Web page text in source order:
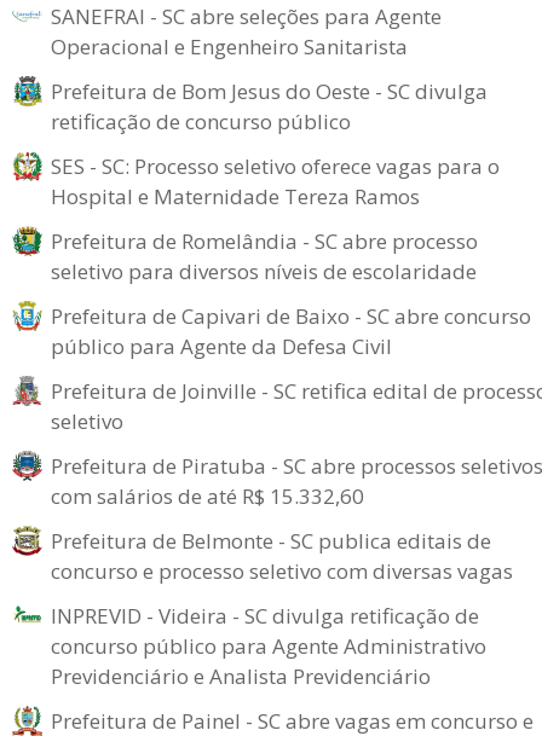
SANEFRAI - SC abre seleções para Agente
Operacional e Engenheiro Sanitarista
Prefeitura de Bom Jesus do Oeste - SC divulga
retificação de concurso público
SES - SC: Processo seletivo oferece vagas para o
Hospital e Maternidade Tereza Ramos
Prefeitura de Romelândia - SC abre processo
seletivo para diversos níveis de escolaridade
Prefeitura de Capivari de Baixo - SC abre concurso
público para Agente da Defesa Civil
Prefeitura de Joinville - SC retifica edital de
seletivo
Prefeitura de Piratuba - SC abre processos seletivos
com salários de até R$ 15.332,60
Prefeitura de Belmonte - SC publica editais de
concurso e processo seletivo com diversas vagas
INPREVID - Videira - SC divulga retificação de
concurso público para Agente Administrativo
Previdenciário e Analista Previdenciário
Prefeitura de Painel - SC abre vagas em concurso e